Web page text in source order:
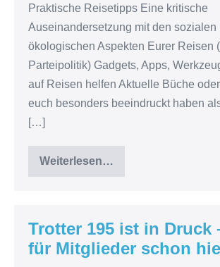
Praktische Reisetipps Eine kritische
Auseinandersetzung mit den sozialen
ökologischen Aspekten Eurer Reisen
Parteipolitik) Gadgets, Apps,
auf Reisen helfen Aktuelle Büche
euch besonders beeindruckt haben
[…]
Weiterlesen…
Ihr
werden?
Trotter 195 ist in Druck
für Mitglieder schon